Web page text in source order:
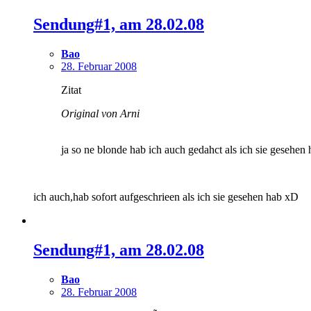
Sendung#1, am 28.02.08
Bao
28. Februar 2008
Zitat
Original von Arni
ja so ne blonde hab ich auch gedahct als ich sie gesehen
ich auch,hab sofort aufgeschrieen als ich sie gesehen hab xD
Sendung#1, am 28.02.08
Bao
28. Februar 2008